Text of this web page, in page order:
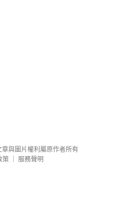
章與圖片權利屬原作者所有
策
服務聲明